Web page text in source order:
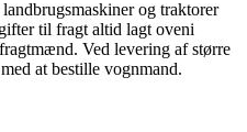
og traktorer
til fragt altid lagt oveni
Ved levering af større
at bestille vognmand.